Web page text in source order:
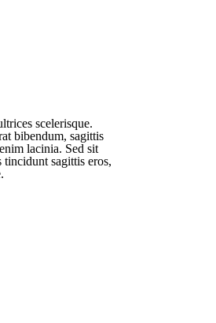
scelerisque.
bibendum, sagittis
lacinia. Sed sit
tincidunt sagittis eros,